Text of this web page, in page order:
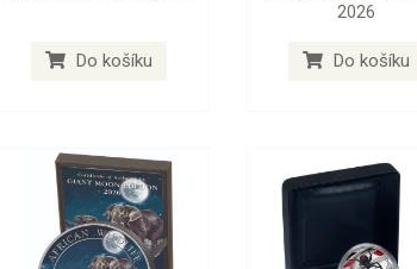
Do košíku
2026
Do košíku